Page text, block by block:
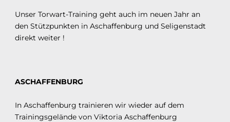
Unser Torwart-Training geht auch im neuen Jahr an
den Stützpunkten in Aschaffenburg und Seligenstadt
direkt weiter !
ASCHAFFENBURG
In Aschaffenburg trainieren wir wieder auf dem
Trainingsgelände von Viktoria Aschaffenburg